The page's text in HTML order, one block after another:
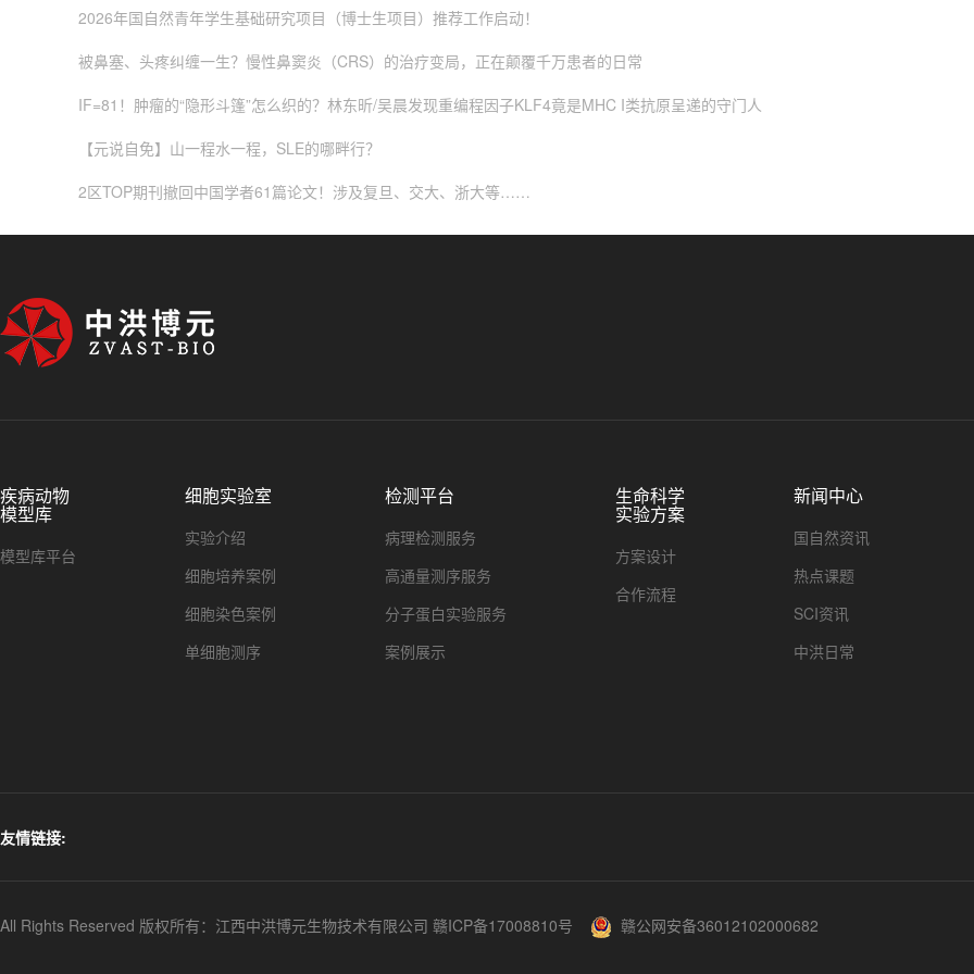
2026年国自然青年学生基础研究项目（博士生项目）推荐工作启动！
被鼻塞、头疼纠缠一生？慢性鼻窦炎（CRS）的治疗变局，正在颠覆千万患者的日常
IF=81！肿瘤的“隐形斗篷”怎么织的？林东昕/吴晨发现重编程因子KLF4竟是MHC I类抗原呈递的守门人
【元说自免】山一程水一程，SLE的哪畔行？
2区TOP期刊撤回中国学者61篇论文！涉及复旦、交大、浙大等……
疾病动物
模型库
模型库平台
细胞实验室
实验介绍
细胞培养案例
细胞染色案例
单细胞测序
检测平台
病理检测服务
高通量测序服务
分子蛋白实验服务
案例展示
生命科学
实验方案
方案设计
合作流程
新闻中心
国自然资讯
热点课题
SCI资讯
中洪日常
友情链接:
All Rights Reserved 版权所有：江西中洪博元生物技术有限公司 赣ICP备17008810号 赣公网安备36012102000682